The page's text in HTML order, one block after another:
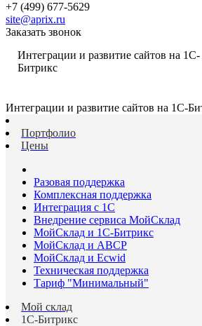
+7 (499) 677-5629
site@aprix.ru
Заказать звонок
Интеграции и развитие сайтов на 1С-
Битрикс
Интеграции и развитие сайтов на 1С-
Портфолио
Цены
Разовая поддержка
Комплексная поддержка
Интеграция с 1С
Внедрение сервиса МойСклад
МойСклад и 1С-Битрикс
МойСклад и ABCP
МойСклад и Ecwid
Техническая поддержка
Тариф "Минимальный"
Мой склад
1С-Битрикс